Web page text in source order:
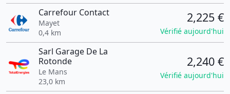
Carrefour Contact
Mayet
0,4 km
2,225 €
Vérifié aujourd'hui
Sarl Garage De La
Rotonde
Le Mans
23,0 km
2,240 €
Vérifié aujourd'hui